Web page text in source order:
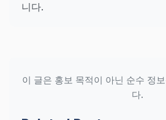
니다.
이 글은 홍보 목적이 아닌 순수 정
다.